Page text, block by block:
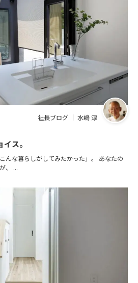
社長ブログ ｜ 水嶋 淳
ス。
んな暮らしがしてみたかった」。 あなたの
、 ...